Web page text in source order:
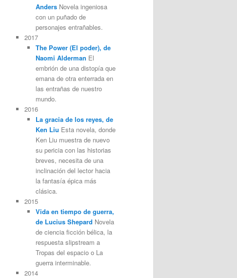
AndersNovela ingeniosa
con un puñado de
personajes entrañables.
2017
The Power (El poder), de
Naomi Alderman El
embrión de una distopía que
emana de otra enterrada en
las entrañas de nuestro
mundo.
2016
La gracia de los reyes, de
Ken Liu Esta novela, donde
Ken Liu muestra de nuevo
su pericia con las historias
breves, necesita de una
inclinación del lector hacia
la fantasía épica más
clásica.
2015
Vida en tiempo de guerra,
de Lucius Shepard Novela
de ciencia ficción bélica, la
respuesta slipstream a
Tropas del espacio o La
guerra interminable.
2014